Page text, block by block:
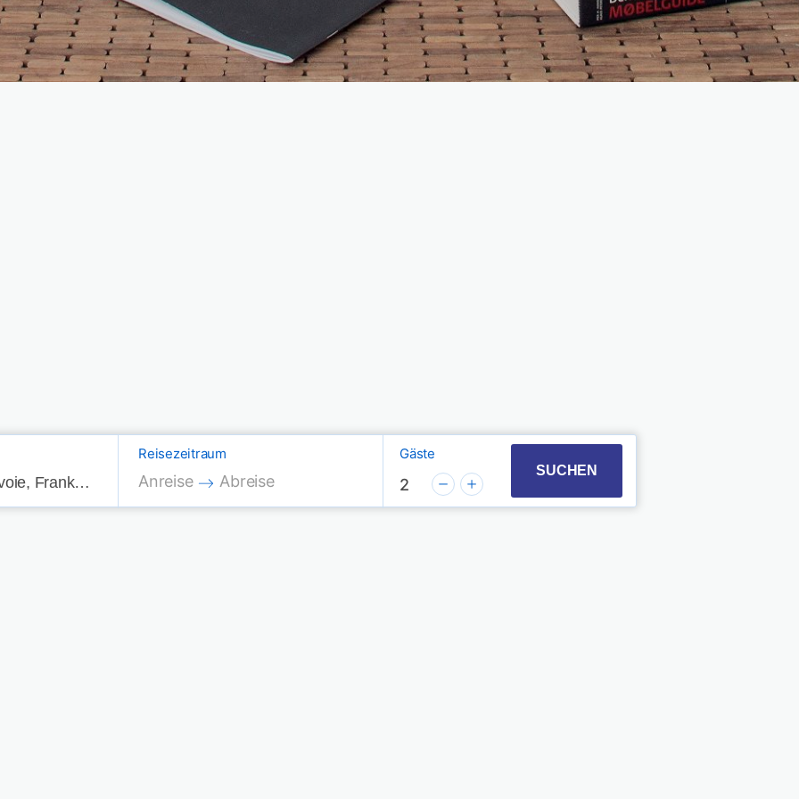
Reisezeitraum
Press the down arrow key to interact with the calendar and select a date. Press the
Anreise
Press the down arrow key to interact with the calendar and select a date.
Abreise
Gäste
2
SUCHEN